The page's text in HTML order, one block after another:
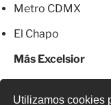
Utilizamos cookies
Metro CDMX
El Chapo
Más Excelsior